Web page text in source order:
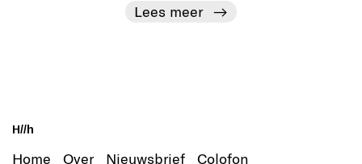
Lees meer
H//h
Home Over Nieuwsbrief Colofon